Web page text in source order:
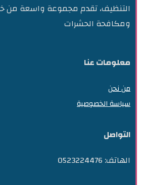
التنظيف، تقدم مجموعة واسعة من
ومكافحة الحشرات
معلومات عنا
من نحن
سياسة الخصوصية
التواصل
الهاتف: 0523224476